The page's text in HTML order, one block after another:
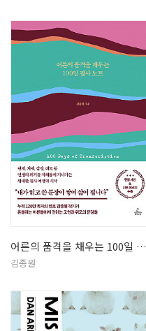
어른의 품격을 채우는 100일 필사 …
김종원